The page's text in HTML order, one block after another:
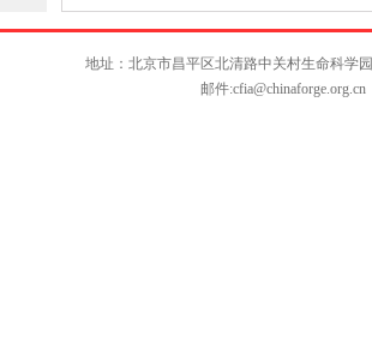
地址：北京市昌平区北清路中关村生命科学
邮件:cfia@chinaforge.org.cn